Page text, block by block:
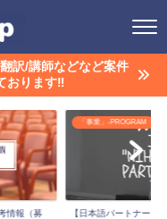
訳/講師などなど案件
おります‼︎
情報（募
「事業」-PROGRAM
【日本語パートナーズ